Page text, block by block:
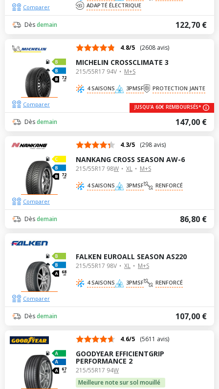
ADAPTÉ ÉLECTRIQUE
122,70 €
Dèsdemain
Comparer
72
dB
4.8/5 (2608 avis)
MICHELIN CROSSCLIMATE 3
215/55R17 94V M+S
4 SAISONS 3PMSF PROTECTION JANTE
147,00 €
Dèsdemain
Comparer JUSQU'A 60€ REMBOURSÉS*
72
dB
4.3/5 (298 avis)
NANKANG CROSS SEASON AW-6
215/55R17 98W XL M+S
4 SAISONS 3PMSF RENFORCÉ
86,80 €
Dèsdemain
Comparer
68
dB
FALKEN EUROALL SEASON AS220
215/55R17 98V XL M+S
4 SAISONS 3PMSF RENFORCÉ
107,00 €
Dèsdemain
Comparer
67
dB
4.6/5 (5611 avis)
GOODYEAR EFFICIENTGRIP
PERFORMANCE 2
215/55R17 94W
Meilleure note sur sol mouillé